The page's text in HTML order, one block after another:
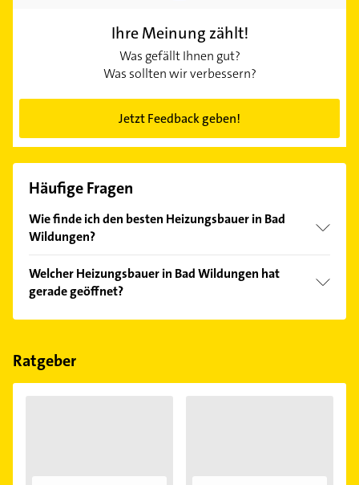
Ihre Meinung zählt!
Was gefällt Ihnen gut?
Was sollten wir verbessern?
Jetzt Feedback geben!
Häufige Fragen
Wie finde ich den besten Heizungsbauer in Bad
Wildungen?
Kundenmeinungen und profitieren Sie von den
Empfehlungen. Die Suchergebnisse können Sie sich
einfach nachBewertungensortiert anzeigen lassen.
Welcher Heizungsbauer in Bad Wildungen hat
gerade geöffnet?
Im Anbieter-Bereich finden Sie alleÖffnungszeiten.
Feiertagen abweichen können.
Ratgeber